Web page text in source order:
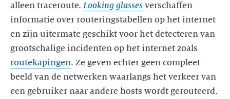
alleen traceroute. Looking glasses verschaffen
informatie over routeringstabellen op het internet
en zijn uitermate geschikt voor het detecteren van
grootschalige incidenten op het internet zoals
routekapingen. Ze geven echter geen compleet
beeld van de netwerken waarlangs het verkeer van
een gebruiker naar andere hosts wordt gerouteerd.